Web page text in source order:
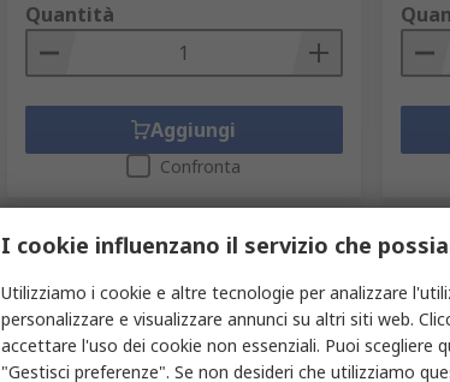
Quantità
Aggiungi
Confronta
I cookie influenzano il servizio che
Utilizziamo i cookie e altre tecnologie per analizzare
personalizzare e visualizzare annunci su altri siti web.
accettare l'uso dei cookie non essenziali. Puoi scegliere
"Gestisci preferenze". Se non desideri che utilizziamo